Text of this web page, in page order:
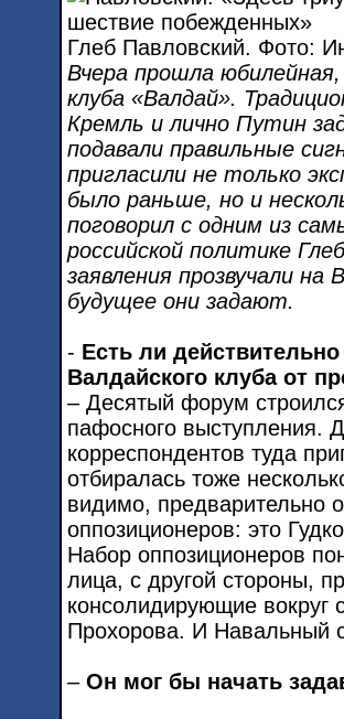
Глеб Павловский. Фото:
Вчера прошла юбилейная,
клуба «Валдай».
Кремль и лично Путин
подавали правильные
пригласили не только
было раньше, но и
поговорил с одним из
российской политике
заявления прозвучали на
будущее они задают.
- Есть ли
Валдайского клуба от
– Десятый форум
пафосного выступления.
корреспондентов туда
отбиралась тоже
видимо, предварительно
оппозиционеров: это
Набор оппозиционеров
лица, с другой стороны,
консолидирующие
Прохорова. И Навальный
–Он мог бы начать